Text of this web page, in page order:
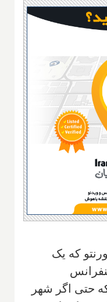
که یک
حتی اگر شهر